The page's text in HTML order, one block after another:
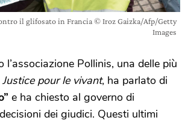
il glifosato in Francia © Iroz Gaizka/Afp/Getty
Images
l’associazione Pollinis, una delle più
Justice pour le vivant, ha parlato di
e ha chiesto al governo di
dei giudici. Questi ultimi